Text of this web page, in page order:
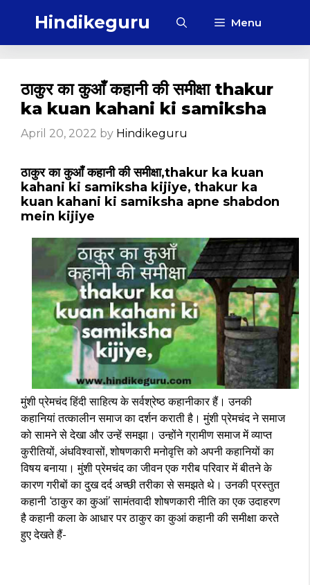
Hindikeguru Menu
ठाकुर का कुआँ कहानी की समीक्षा thakur
ka kuan kahani ki samiksha
April 20, 2022 by Hindikeguru
ठाकुर का कुआँ कहानी की समीक्षा,thakur ka kuan
kahani ki samiksha kijiye, thakur ka
kuan kahani ki samiksha apne shabdon
mein kijiye
मुंशी प्रेमचंद हिंदी साहित्य के सर्वश्रेष्ठ कहानीकार हैं। उनकी
कहानियां तत्कालीन समाज का दर्शन कराती है। मुंशी प्रेमचंद ने समाज
को सामने से देखा और उन्हें समझा। उन्होंने ग्रामीण समाज में व्याप्त
कुरीतियों, अंधविश्वासों, शोषणकारी मनोवृत्ति को अपनी कहानियों का
विषय बनाया। मुंशी प्रेमचंद का जीवन एक गरीब परिवार में बीतने के
कारण गरीबों का दुख दर्द अच्छी तरीका से समझते थे। उनकी प्रस्तुत
कहानी ‘ठाकुर का कुआं’ सामंतवादी शोषणकारी नीति का एक उदाहरण
है कहानी कला के आधार पर ठाकुर का कुआं कहानी की समीक्षा करते
हुए देखते हैं-